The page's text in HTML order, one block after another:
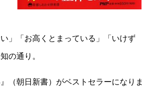
」「お高くとまっている」「いけず
の通り。
（朝日新書）がベストセラーになりま